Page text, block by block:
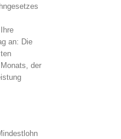
an: Die
der